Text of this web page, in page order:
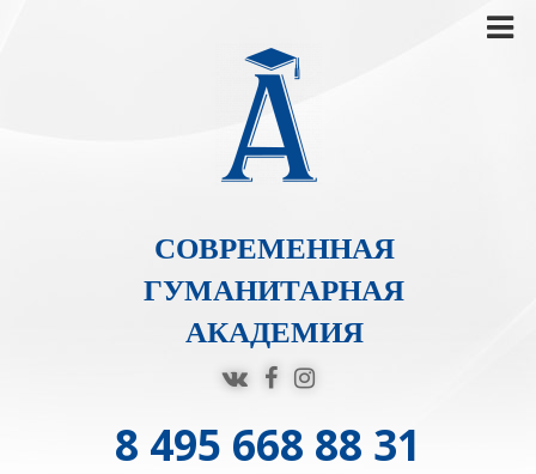
СОВРЕМЕННАЯ
ГУМАНИТАРНАЯ
АКАДЕМИЯ
8 495 668 88 31